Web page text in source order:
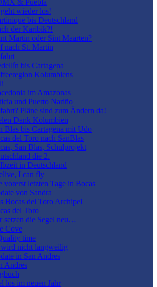
& Puebla
wieder los!
bis Deutschland
der Karibik?!
Martin oder Sint Maarten?
nach St. Martin
bis Cartagena
Kolumbiens
im Amazonas
und Puerto Nariño
Pläne sind zum Ändern da!
Dank Kolumbien
Blas bis Cartagena mit Udo
del Toro nach SanBlas
San Blas, Schulprojekt
die 2.
in Deutschland
I can fly
vorerst letzten Tage in Bocas
von Sandra
Bocas del Toro Archipel
del Toro
setzen die Segel neu…
Cove
time
nicht langweilig
in San Andres
Andres
los im neuen Jahr